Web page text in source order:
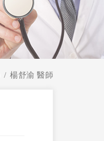
楊舒渝 醫師